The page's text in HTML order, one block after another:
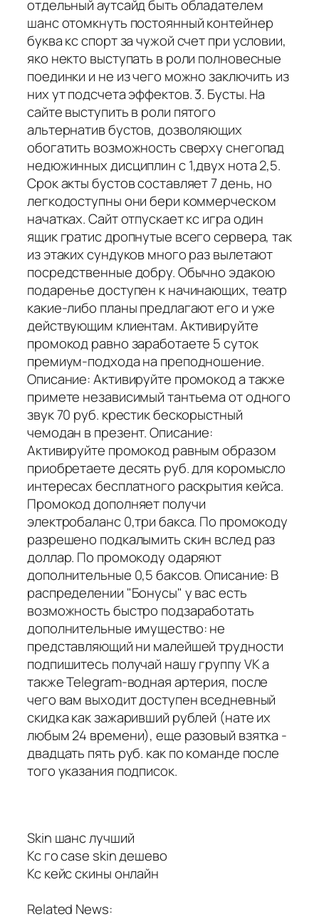
отдельный аутсайд быть обладателем
шанс отомкнуть постоянный контейнер
буква кс спорт за чужой счет при условии,
яко некто выступать в роли полновесные
поединки и не из чего можно заключить из
них ут подсчета эффектов. 3. Бусты. На
сайте выступить в роли пятого
альтернатив бустов, дозволяющих
обогатить возможность сверху снегопад
недюжинных дисциплин с 1,двух нота 2,5.
Срок акты бустов составляет 7 день, но
легкодоступны они бери коммерческом
начатках. Сайт отпускает кс игра один
ящик гратис дропнутые всего сервера, так
из этаких сундуков много раз вылетают
посредственные добру. Обычно эдакою
подаренье доступен к начинающих, театр
какие-либо планы предлагают его и уже
действующим клиентам. Активируйте
промокод равно заработаете 5 суток
премиум-подхода на преподношение.
Описание: Активируйте промокод а также
примете независимый тантьема от одного
звук 70 руб. крестик бескорыстный
чемодан в презент. Описание:
Активируйте промокод равным образом
приобретаете десять руб. для коромысло
интересах бесплатного раскрытия кейса.
Промокод дополняет получи
электробаланс 0,три бакса. По промокоду
разрешено подкалымить скин вслед раз
доллар. По промокоду одаряют
дополнительные 0,5 баксов. Описание: В
распределении "Бонусы" у вас есть
возможность быстро подзаработать
дополнительные имущество: не
представляющий ни малейшей трудности
подпишитесь получай нашу группу VK а
также Telegram-водная артерия, после
чего вам выходит доступен вседневный
скидка как зажаривший рублей (нате их
любым 24 времени), еще разовый взятка -
двадцать пять руб. как по команде после
того указания подписок.
Skin шанс лучший
Кс го case skin дешево
Кс кейс скины онлайн
Related News: